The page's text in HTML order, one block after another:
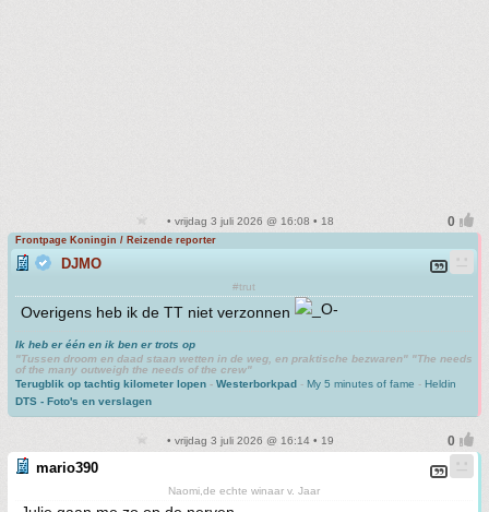
• vrijdag 3 juli 2026 @ 16:08 • 18
Frontpage Koningin / Reizende reporter
DJMO
#trut
Overigens heb ik de TT niet verzonnen
Ik heb er één en ik ben er trots op
"Tussen droom en daad staan wetten in de weg, en praktische bezwaren" "The needs
of the many outweigh the needs of the crew"
Terugblik op tachtig kilometer lopen - Westerborkpad - My 5 minutes of fame - Heldin
DTS - Foto's en verslagen
• vrijdag 3 juli 2026 @ 16:14 • 19
mario390
Naomi,de echte winaar v. Jaar